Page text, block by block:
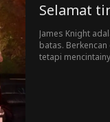
Selamat
James Knight
batas.
tetapi